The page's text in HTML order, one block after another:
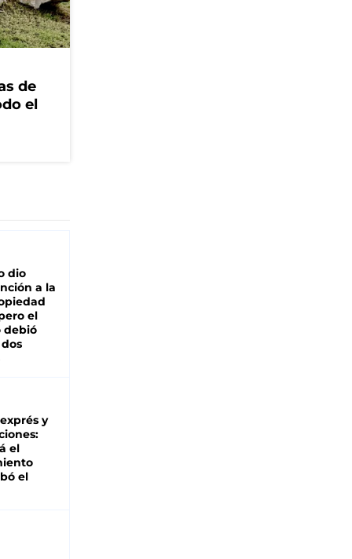
de
el
dio
a la
el
debió
y
el
el